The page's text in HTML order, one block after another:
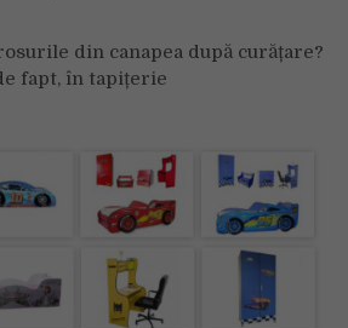
din canapea după curățare?
fapt, în tapițerie